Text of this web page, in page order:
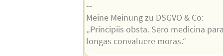
--
Meine Meinung zu DSGVO & Co:
„Principiis obsta. Sero medicina
longas convaluere moras.“